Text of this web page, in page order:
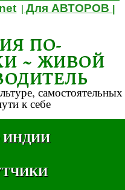
|Для АВТОРОВ
ПО-
~ ЖИВОЙ
самостоятельных
к себе
ИНДИИ